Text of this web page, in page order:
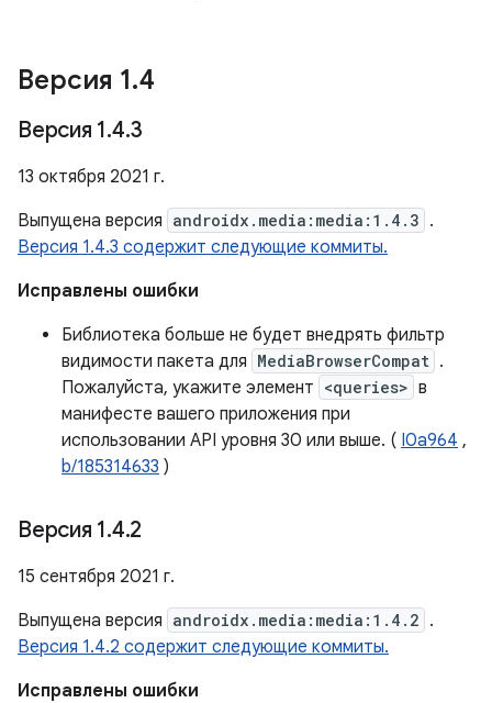
Версия 1.4
Версия 1.4.3
13 октября 2021 г.
Выпущена версия androidx.media:media:1.4.3 .
Версия 1.4.3 содержит следующие коммиты.
Исправлены ошибки
Библиотека больше не будет внедрять фильтр
видимости пакета для MediaBrowserCompat .
Пожалуйста, укажите элемент <queries> в
манифесте вашего приложения при
использовании API уровня 30 или выше. ( I0a964 ,
b/185314633 )
Версия 1.4.2
15 сентября 2021 г.
Выпущена версия androidx.media:media:1.4.2 .
Версия 1.4.2 содержит следующие коммиты.
Исправлены ошибки